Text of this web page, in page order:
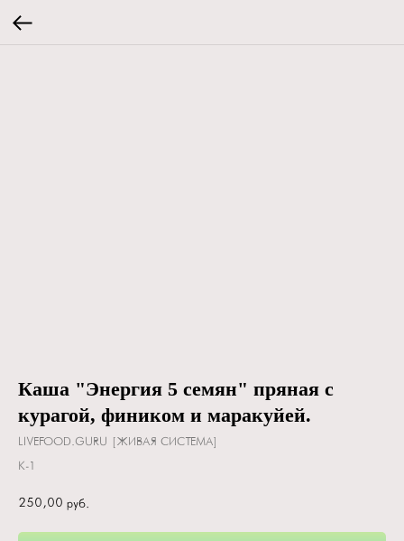
Каша "Энергия 5 семян" пряная с
курагой, фиником и маракуйей.
LIVEFOOD.GURU [ЖИВАЯ СИСТЕМА]
K-1
250,00 руб.